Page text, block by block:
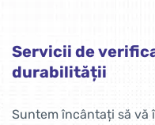
Servicii de
durabilității
Suntem încântați să vă